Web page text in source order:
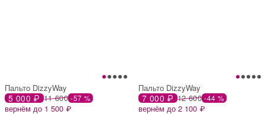
Пальто DizzyWay
5 000 ₽ 11 600 -57 %
вернём до 1 500 ₽
Пальто DizzyWay
7 000 ₽ 12 600 -44 %
вернём до 2 100 ₽